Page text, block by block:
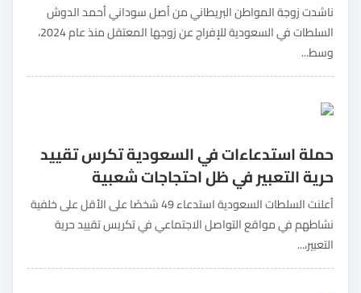
ناشدت زوجة المواطن البريطاني من أصل سوداني أحمد الدوش
السلطات في السعودية للإفراج عن زوجها المعتقل منذ عام 2024،
وسط...
حملة استدعاءات في السعودية تكرس تقييد
حرية التعبير في ظل احتجاجات شعبية
أعلنت السلطات السعودية استدعاء 49 شخصًا على الأقل على خلفية
نشاطهم في مواقع التواصل الاجتماعي في تكريس تقييد حرية
التعبير،...